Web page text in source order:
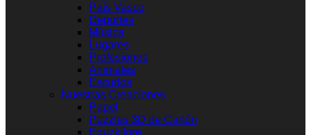
País Vasco
Deportes
Música
Lugares
Profesiones
Animales
Escudos
Nuestras Creaciones
Papel
Puzzles 3D de Cartón
Eguzkilore